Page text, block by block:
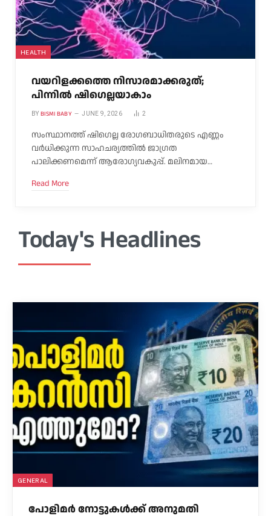
HEALTH
വയറിളക്കത്തെ നിസാരമാക്കരുത്;
പിന്നിൽ ഷിഗെല്ലയാകാം
BY BISMI BABY JUNE 9, 2026 2
സംസ്ഥാനത്ത് ഷിഗെല്ല രോഗബാധിതരുടെ എണ്ണം
വർധിക്കുന്ന സാഹചര്യത്തിൽ ജാഗ്രത
പാലിക്കണമെന്ന് ആരോഗ്യവകുപ്പ്. മലിനമായ…
Read More
Today's Headlines
GENERAL
പോളിമർ നോട്ടുകൾക്ക് അനുമതി